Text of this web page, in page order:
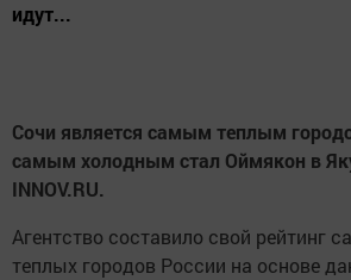
идут...
Сочи является самым теплым
самым холодным стал Оймякон в
INNOV.RU.
Агентство составило свой рейтинг
теплых городов России на основе